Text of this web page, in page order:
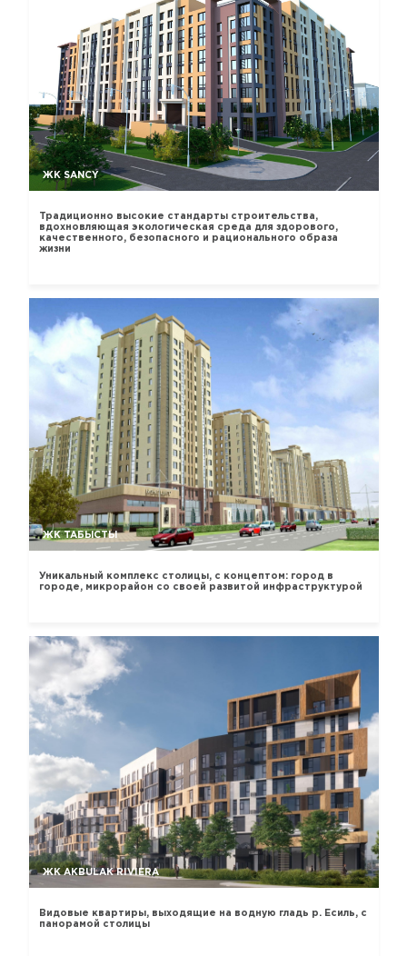
ЖК SANCY
Традиционно высокие стандарты строительства,
вдохновляющая экологическая среда для здорового,
качественного, безопасного и рационального образа
жизни
ЖК ТАБЫСТЫ
Уникальный комплекс столицы, с концептом: город в
городе, микрорайон со своей развитой инфраструктурой
ЖК AKBULAK RIVIERA
Видовые квартиры, выходящие на водную гладь р. Есиль, с
панорамой столицы